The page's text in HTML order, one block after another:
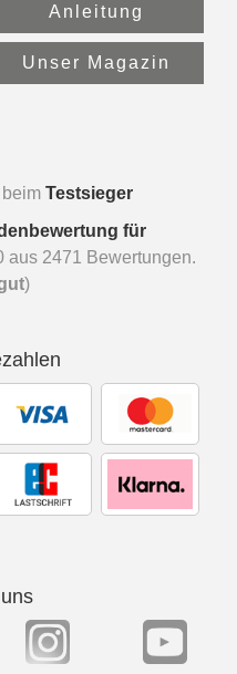
Anleitung
Unser Magazin
Testsieger
für
aus 2471
Bewertungen.
)